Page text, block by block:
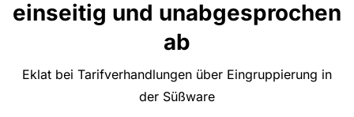
einseitig und unabgesprochen
ab
Eklat bei Tarifverhandlungen über Eingruppierung in
der Süßware